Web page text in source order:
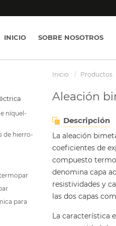
INICIO SOBRE NOSOTROS
Inicio Productos
Aleación
Descripción
La aleación
coeficientes de
compuesto
denomina capa
resistividades y
las dos capas
La característica
níquel-
de hierro-
para